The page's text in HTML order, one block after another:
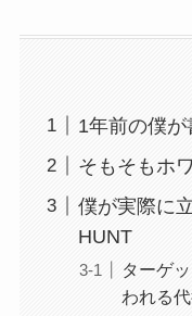
1年前の僕が
そもそもホ
僕が実際に
HUNT
ターゲ
われる